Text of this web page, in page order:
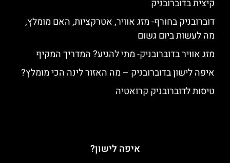
קיצית בדוברובניק
דוברובניק בחורף- מזג אוויר, אטרקציות, האם מומלץ,
מה לעשות ביום גשום
מזג אוויר בדוברובניק- מתי להגיע? המדריך המקיף
איפה לישון בדוברובניק – מה האזור לינה הכי מומלץ?
טיסות לדוברובניק קרואטיה
איפה לישון?